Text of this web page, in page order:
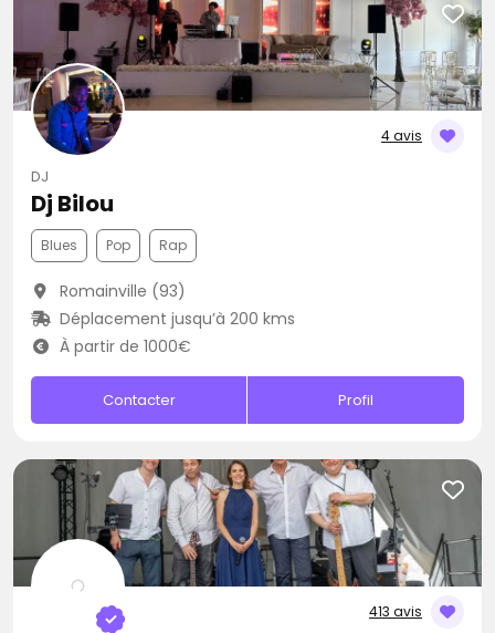
4 avis
DJ
Dj Bilou
Blues Pop Rap
Romainville (93)
Déplacement jusqu’à 200 kms
À partir de 1000€
Contacter Profil
413 avis